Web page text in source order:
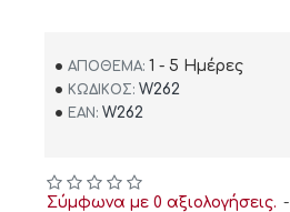
ΑΠΌΘΕΜΑ: 1 - 5 Ημέρες
ΚΩΔΙΚΌΣ: W262
EAN: W262
Σύμφωνα με 0 αξιολογήσεις. -